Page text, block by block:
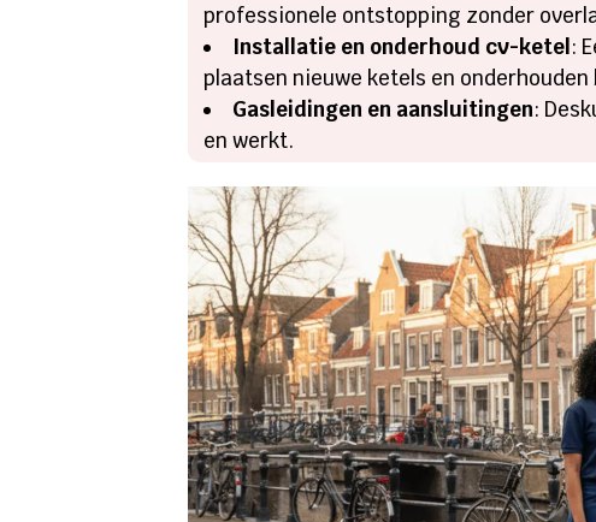
professionele ontstopping zonder
Installatie en onderhoud cv-ketel :
plaatsen nieuwe ketels en
Gasleidingen en aansluitingen:
en werkt.